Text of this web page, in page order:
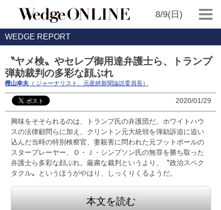
8/9(日)
WEDGE REPORT
〝ヤメ検〟やセレブ御用達弁護士ら、トランプ
弾劾裁判の多彩な顔ぶれ
樫山幸夫 （ ジャーナリスト、元産經新聞論説委員長）
2020/01/29
興味をそそられるのは、トランプ氏の弁護団だ。ホワイトハウ
スの法律顧問らに加え、クリントン元大統領を弾劾訴追に追い
込んだ当時の特別検察官、妻殺害に問われた元フットボールの
スタープレーヤー、Ｏ・Ｊ・シンプソン氏の無罪を勝ち取った
弁護士ら多彩な顔ぶれ。厳粛な裁判というより、〝政治スペク
タクル〟というほうがやはり、しっくりくるようだ。
本文を読む